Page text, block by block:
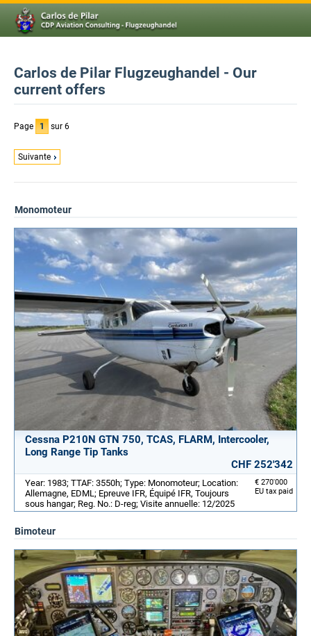
Carlos de Pilar Flugzeughandel - Our
current offers
Page 1 sur 6
Suivante
Monomoteur
Cessna P210N GTN 750, TCAS, FLARM, Intercooler,
Long Range Tip Tanks
CHF 252'342
€ 270'000
EU tax paid
Year: 1983; TTAF: 3550h; Type: Monomoteur; Location:
Allemagne, EDML; Epreuve IFR, Équipé IFR, Toujours
sous hangar; Reg. No.: D-reg; Visite annuelle: 12/2025
Bimoteur